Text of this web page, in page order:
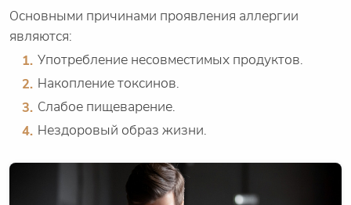
Основными причинами проявления аллергии
являются:
Употребление несовместимых продуктов.
Накопление токсинов.
Слабое пищеварение.
Нездоровый образ жизни.